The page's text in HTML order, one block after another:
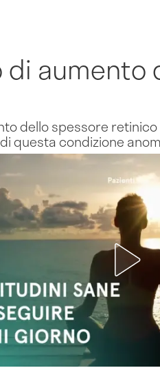
di
dello spessore
questa condizione